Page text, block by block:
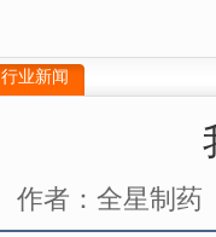
行业新闻
作者：全星制药